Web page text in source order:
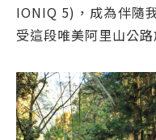
IONIQ 5)，成為伴隨
受這段唯美阿里山公路